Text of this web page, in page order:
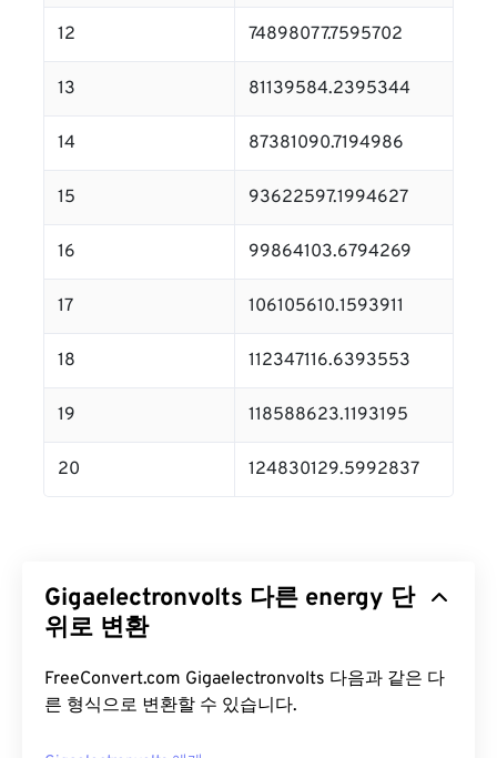
12 74898077.7595702
13 81139584.2395344
14 87381090.7194986
15 93622597.1994627
16 99864103.6794269
17 106105610.1593911
18 112347116.6393553
19 118588623.1193195
20 124830129.5992837
Gigaelectronvolts 다른 energy 단
위로 변환
FreeConvert.com Gigaelectronvolts 다음과 같은 다
른 형식으로 변환할 수 있습니다.